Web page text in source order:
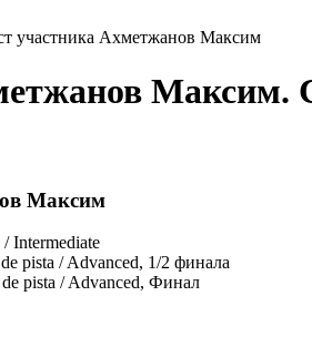
участника Ахметжанов Максим
Максим.
Максим
Intermediate
pista / Advanced, 1/2 финала
pista / Advanced, Финал